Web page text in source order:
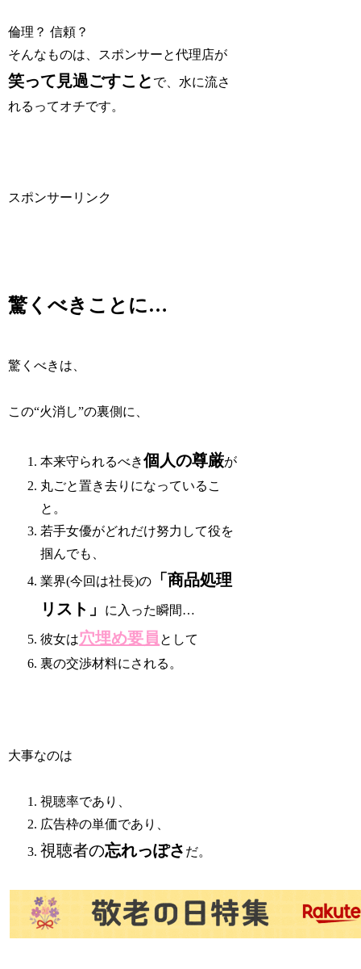
倫理？ 信頼？
そんなものは、スポンサーと代理店が
笑って見過ごすこと で、水に流さ
れるってオチです。
スポンサーリンク
驚くべきことに…
驚くべきは、
この“火消し”の裏側に、
本来守られるべき個人の尊厳が
丸ごと置き去りになっているこ
と。
若手女優がどれだけ努力して役を
掴んでも、
業界(今回は社長)の
「商品処理
リスト」
に入った瞬間…
彼女は穴埋め要員 として
裏の交渉材料にされる。
大事なのは
視聴率であり、
広告枠の単価であり、
視聴者の忘れっぽさ だ。